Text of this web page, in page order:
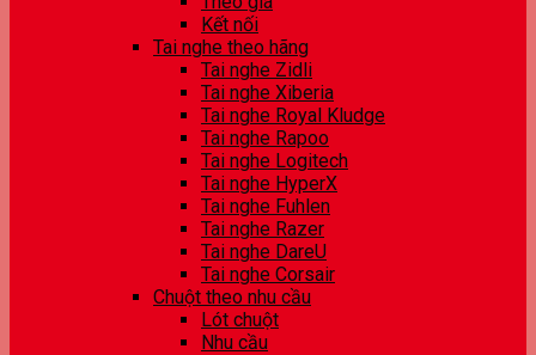
Kết nối
Tai nghe theo hãng
Tai nghe Zidli
Tai nghe Xiberia
Tai nghe Royal Kludge
Tai nghe Rapoo
Tai nghe Logitech
Tai nghe HyperX
Tai nghe Fuhlen
Tai nghe Razer
Tai nghe DareU
Tai nghe Corsair
Chuột theo nhu cầu
Lót chuột
Nhu cầu